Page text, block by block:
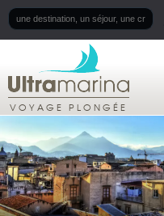
VOYAGE PLONGÉE